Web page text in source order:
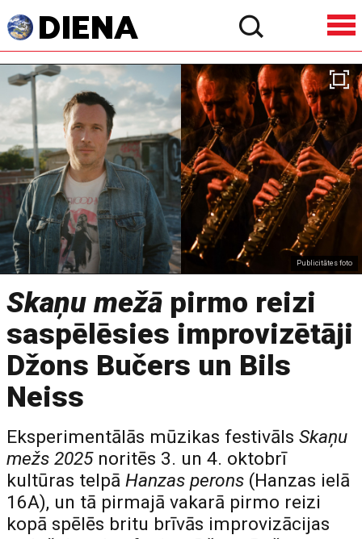
Publicitātes foto
Skaņu mežā pirmo reizi
saspēlēsies improvizētāji
Džons Bučers un Bils
Neiss
Eksperimentālās mūzikas festivālsSkaņu
mežs 2025noritēs 3. un 4. oktobrī
kultūras telpāHanzas perons (Hanzas ielā
16A), un tā pirmajā vakarā pirmo reizi
kopā spēlēs britu brīvās improvizācijas